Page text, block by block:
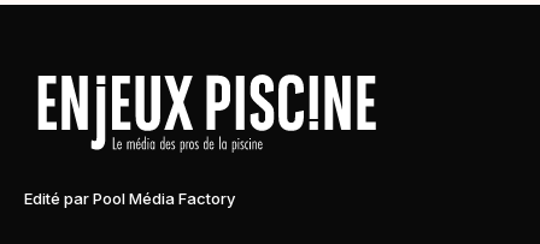
Edité par Pool Média Factory